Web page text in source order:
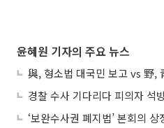
윤혜원 기자의 주요 뉴스